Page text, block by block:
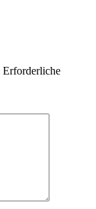
Erforderliche